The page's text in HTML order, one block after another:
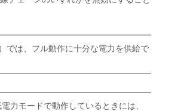
では、フル動作に十分な電力を供給で
力モードで動作しているときには、